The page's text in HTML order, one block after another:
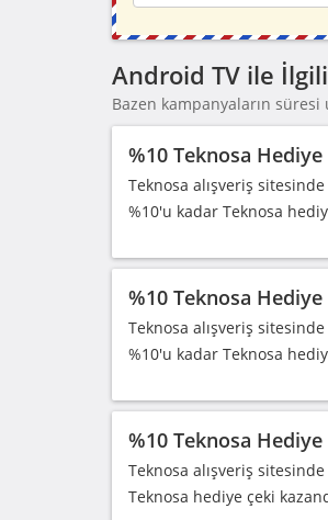
Android TV ile
Bazen kampanyaların
%10 Teknosa Hediye
Teknosa alışveriş
%10'u kadar Teknosa
%10 Teknosa Hediye
Teknosa alışveriş
%10'u kadar Teknosa
%10 Teknosa Hediye
Teknosa alışveriş
Teknosa hediye çeki